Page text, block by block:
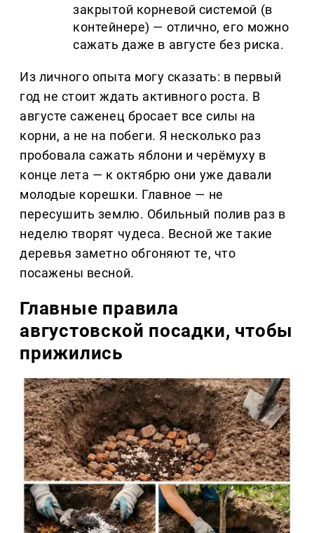
закрытой корневой системой (в
контейнере) — отлично, его можно
сажать даже в августе без риска.
Из личного опыта могу сказать: в первый
год не стоит ждать активного роста. В
августе саженец бросает все силы на
корни, а не на побеги. Я несколько раз
пробовала сажать яблони и черёмуху в
конце лета — к октябрю они уже давали
молодые корешки. Главное — не
пересушить землю. Обильный полив раз в
неделю творят чудеса. Весной же такие
деревья заметно обгоняют те, что
посажены весной.
Главные правила
августовской посадки, чтобы
прижились